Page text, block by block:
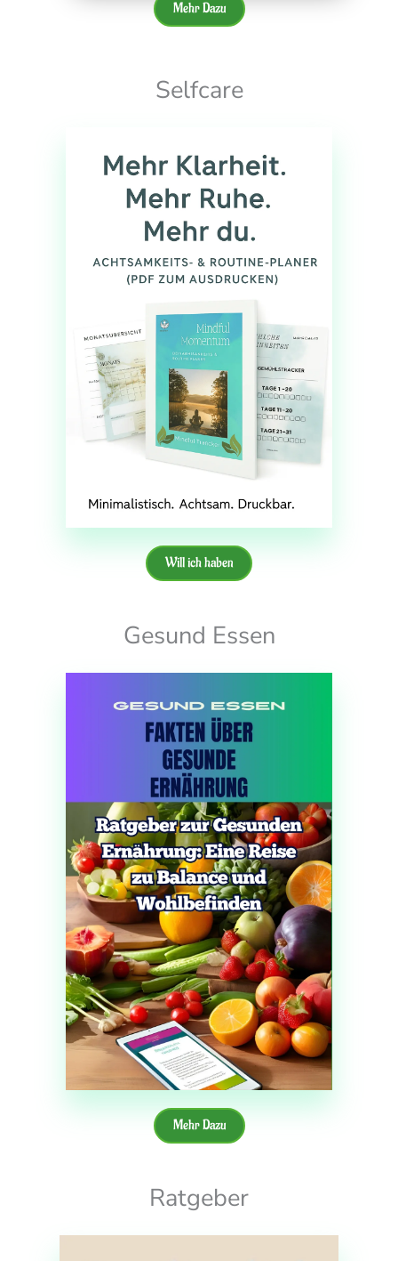
Mehr Dazu
Selfcare
Will ich haben
Gesund Essen
Mehr Dazu
Ratgeber